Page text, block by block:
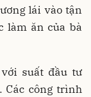
lái vào tận
làm ăn của bà
suất đầu tư
Các công trình